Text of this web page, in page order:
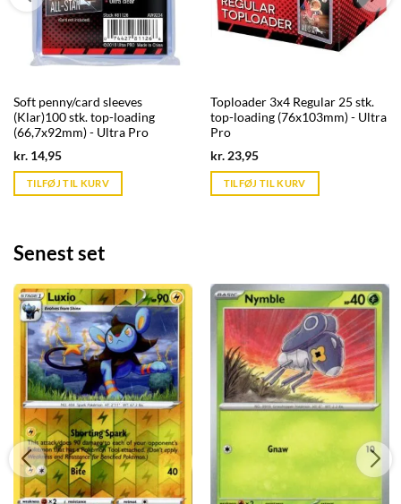
Soft penny/card sleeves
(Klar)100 stk. top-loading
(66,7x92mm) - Ultra Pro
kr. 14,95Current
is:
kr. 39,95.
TILFØJ TIL KURV
Toploader 3x4 Regular 25 stk.
top-loading (76x103mm) - Ultra
Pro
kr.23,95Current
is:
kr. 39,95.
TILFØJ TIL KURV
Senest set